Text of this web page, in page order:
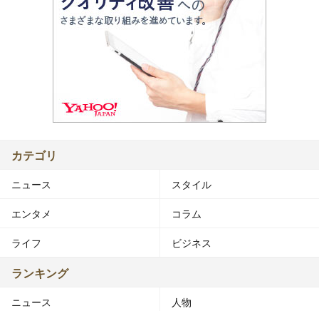
カテゴリ
ニュース スタイル
エンタメ コラム
ライフ ビジネス
ランキング
ニュース 人物